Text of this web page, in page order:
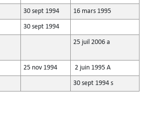
30 sept 1994 16 mars 1995
30 sept 1994
25 juil 2006 a
25 nov 1994 2 juin 1995 A
30 sept 1994 s